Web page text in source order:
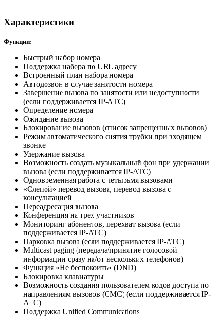
Характеристики
Функции:
Быстрый набор номера
Поддержка набора по URL адресу
Встроенный план набора номера
Автодозвон в случае занятости номера
Завершение вызова по занятости или недоступности
(если поддерживается IP-АТС)
Определение номера
Ожидание вызова
Блокирование вызовов (список запрещенных вызовов)
Режим автоматического снятия трубки при входящем
звонке
Удержание вызова
Возможность создать музыкальный фон при удержании
вызова (если поддерживается IP-АТС)
Одновременная работа с четырьмя вызовами
«Слепой» перевод вызова, перевод вызова с
консультацией
Переадресация вызова
Конференция на трех участников
Мониторинг абонентов, перехват вызова (если
поддерживается IP-АТС)
Парковка вызова (если поддерживается IP-АТС)
Multicast paging (передача/принятие голосовой
информации сразу на/от нескольких телефонов)
Функция «Не беспокоить» (DND)
Блокировка клавиатуры
Возможность создания пользователем кодов доступа по
направлениям вызовов (CMC) (если поддерживается IP-
АТС)
Поддержка Unified Communications